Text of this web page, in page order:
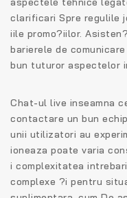
clarificari Spre regulile
iile promo?iilor.
barierele de
bun tuturor aspectelor
Chat-ul live inseamna
contactare un bun
unii utilizatori au
ioneaza poate varia
i complexitatea
complexe ?i pentru